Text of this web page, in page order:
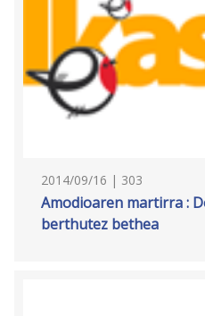
2014/09/16 | 303
Amodioaren martirra :
berthutez bethea